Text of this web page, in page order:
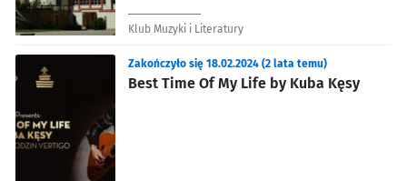
Klub Muzyki i Literatury
Best Time Of My Life by Kuba Kęsy
Zakończyło się 18.02.2024 (2 lata temu)